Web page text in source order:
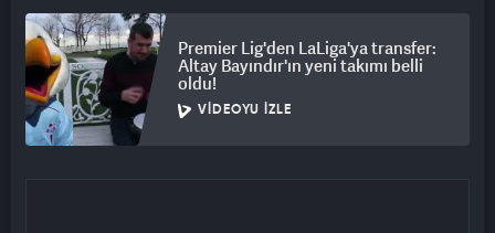
Premier Lig'den LaLiga'ya transfer:
Altay Bayındır'ın yeni takımı belli
oldu!
VIDEOYU İZLE